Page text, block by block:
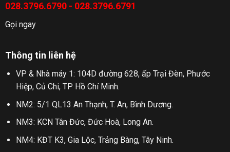
028.3796.6790 - 028.3796.6791
Gọi ngay
Thông tin liên hệ
VP & Nhà máy 1: 104D đường 628, ấp Trại Đèn, Phước
Hiệp, Củ Chi, TP Hồ Chí Minh.
NM2: 5/1 QL13 An Thạnh, T. An, Bình Dương.
NM3: KCN Tân Đức, Đức Hoà, Long An.
NM4: KĐT K3, Gia Lộc, Trảng Bàng, Tây Ninh.